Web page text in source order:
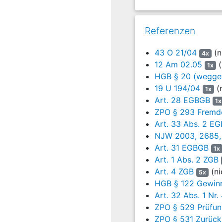
Markt erzielte Umsatz
511.747,00 DM und
senkenden
Anfangs erhielten die
eine – sich zunächst
erste Anforderung
Bankgarantie erfasste
in Hongkong wegen
Jedenfalls für die Jahre
jeweiligen
das Jahr 1995),
Im Hinblick auf ihre
kurz vor Ausschöpfung
der Beklagten die noch
Referenzen
43 O 21/04 4x
12 Am 02.05
1x
HGB § 20
19 U 194/04 1x
Art. 28 EGBGB
1x
ZPO § 293
Art. 33 Abs. 2
NJW 2003,
Art. 31 EGBGB
1x
Art. 1 Abs. 2 ZGB
Art. 4 ZGB
5x
HGB § 122
Art. 32 Abs. 1 Nr.
ZPO § 529
ZPO § 531